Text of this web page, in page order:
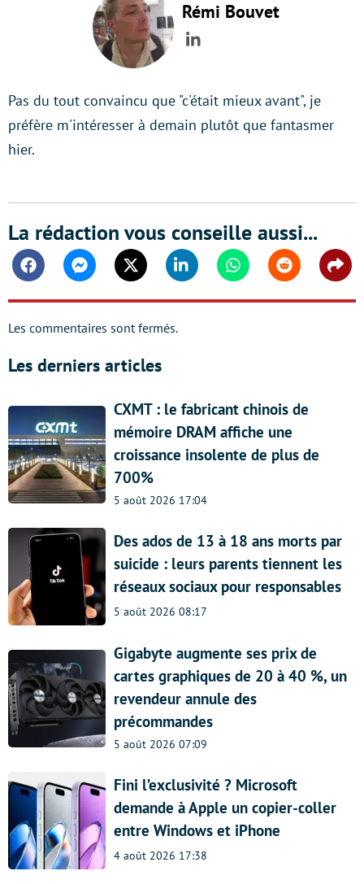
Rémi Bouvet
LinkedIn
Pas du tout convaincu que "c'était mieux avant", je
préfère m'intéresser à demain plutôt que fantasmer
hier.
La rédaction vous conseille aussi...
FacebookMessengerTwitter Linkedin WhatsappReddit
Les commentaires sont fermés.
Les derniers articles
CXMT : le fabricant chinois de
mémoire DRAM affiche une
croissance insolente de plus de
700%
5 août 2026 17:04
Des ados de 13 à 18 ans morts par
suicide : leurs parents tiennent les
réseaux sociaux pour responsables
5 août 2026 08:17
Gigabyte augmente ses prix de
cartes graphiques de 20 à 40 %, un
revendeur annule des
précommandes
5 août 2026 07:09
Fini l’exclusivité ? Microsoft
demande à Apple un copier-coller
entre Windows et iPhone
4 août 2026 17:38